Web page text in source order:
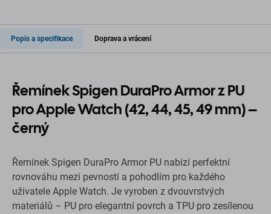
Popis a specifikace Doprava a vrácení
Řemínek Spigen DuraPro Armor z PU
pro Apple Watch (42, 44, 45, 49 mm) –
černý
Řemínek Spigen DuraPro Armor PU nabízí perfektní
rovnováhu mezi pevností a pohodlím pro každého
uživatele Apple Watch. Je vyroben z dvouvrstvých
materiálů – PU pro elegantní povrch a TPU pro zesílenou